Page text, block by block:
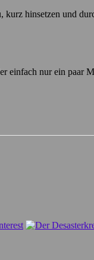
hinsetzen und
einfach nur ein paar